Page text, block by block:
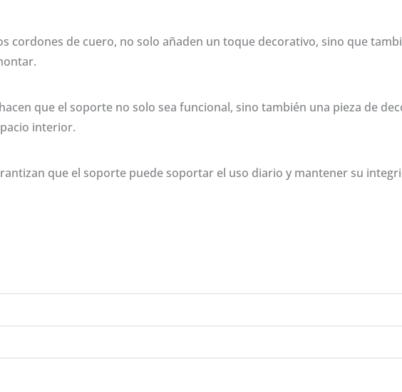
cordones de cuero, no solo añaden un toque decorativo, sino que
que el soporte no solo sea funcional, sino también una pieza de
interior.
que el soporte puede soportar el uso diario y mantener su